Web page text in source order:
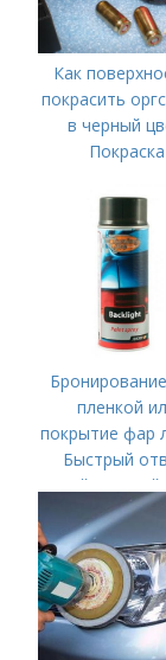
Как
покрасить
в черный
Покраска
пленкой
покрытие фар
Быстрый
Какой пленкой
бронировать